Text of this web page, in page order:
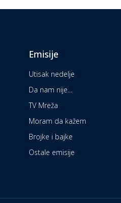
Emisije
Utisak nedelje
Da nam nije...
TV Mreža
Moram da kažem
Brojke i bajke
Ostale emisije